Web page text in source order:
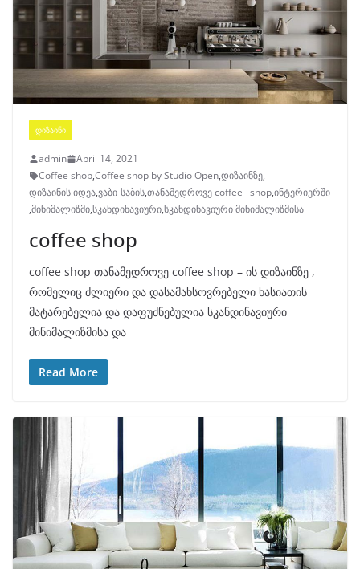
ᲓᲘᲖᲐᲘᲜᲘ
admin
April 14, 2021
Coffee shop,Coffee shop by Studio Open,დიზაინზე,
დიზაინის იდეა,ვაბი-საბის,თანამედროვე coffee –shop,ინტერიერში
,მინიმალიზმი,სკანდინავიური,სკანდინავიური მინიმალიზმისა
coffee shop
coffee shop თანამედროვე coffee shop – ის დიზაინზე ,
რომელიც ძლიერი და დასამახსოვრებელი ხასიათის
მატარებელია და დაფუძნებულია სკანდინავიური
მინიმალიზმისა და
Read More